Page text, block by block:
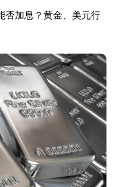
否加息？黄金、美元行